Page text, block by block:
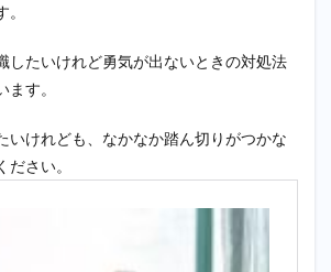
したいけれど勇気が出ないときの対処法
す。
いけれども、なかなか踏ん切りがつかな
さい。